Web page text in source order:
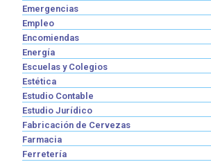
Emergencias
Empleo
Encomiendas
Energía
Escuelas y Colegios
Estética
Estudio Contable
Estudio Jurídico
Fabricación de Cervezas
Farmacia
Ferretería